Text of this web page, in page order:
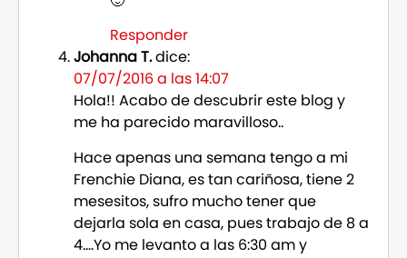
Responder
Johanna T.dice:
07/07/2016 a las 14:07
Hola!! Acabo de descubrir este blog y
me ha parecido maravilloso..
Hace apenas una semana tengo a mi
Frenchie Diana, es tan cariñosa, tiene 2
mesesitos, sufro mucho tener que
dejarla sola en casa, pues trabajo de 8 a
4….Yo me levanto a las 6:30 am y